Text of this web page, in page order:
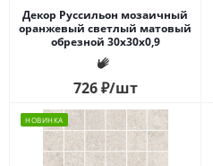
Декор Руссильон мозаичный
оранжевый светлый матовый
обрезной 30x30x0,9
726₽/шт
НОВИНКА